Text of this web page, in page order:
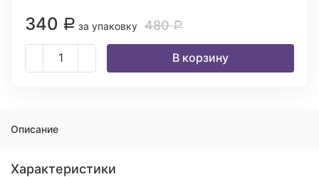
340 Р за упаковку 480Р
В корзину
Описание
Характеристики